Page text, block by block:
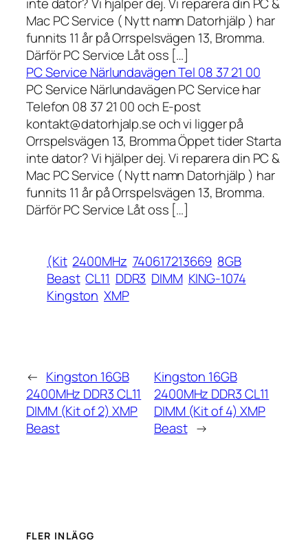
inte dator? Vi hjälper dej. Vi reparera din PC &
Mac PC Service ( Nytt namn Datorhjälp ) har
funnits 11 år på Orrspelsvägen 13, Bromma.
Därför PC Service Låt oss […]
PC Service Närlundavägen Tel 08 37 21 00
PC Service Närlundavägen PC Service har
Telefon 08 37 21 00 och E-post
kontakt@datorhjalp.se och vi ligger på
Orrspelsvägen 13, Bromma Öppet tider Starta
inte dator? Vi hjälper dej. Vi reparera din PC &
Mac PC Service ( Nytt namn Datorhjälp ) har
funnits 11 år på Orrspelsvägen 13, Bromma.
Därför PC Service Låt oss […]
(Kit 2400MHz 740617213669 8GB
Beast CL11 DDR3 DIMM KING-1074
Kingston XMP
← Kingston 16GB
2400MHz DDR3 CL11
DIMM (Kit of 2) XMP
Beast
Kingston 16GB
2400MHz DDR3 CL11
DIMM (Kit of 4) XMP
Beast →
FLER INLÄGG